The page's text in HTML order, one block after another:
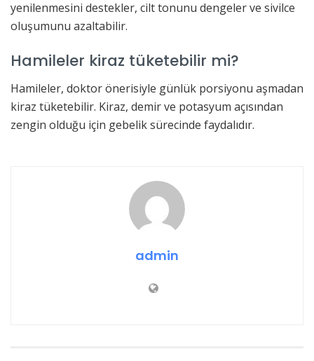
yenilenmesini destekler, cilt tonunu dengeler ve sivilce
oluşumunu azaltabilir.
Hamileler kiraz tüketebilir mi?
Hamileler, doktor önerisiyle günlük porsiyonu aşmadan
kiraz tüketebilir. Kiraz, demir ve potasyum açısından
zengin olduğu için gebelik sürecinde faydalıdır.
admin